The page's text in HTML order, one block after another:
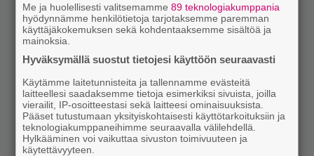
Me ja huolellisesti valitsemamme89 teknologiakumppania
hyödynnämme henkilötietoja tarjotaksemme paremman
käyttäjäkokemuksen sekä kohdentaaksemme sisältöä ja
mainoksia.
Hyväksymällä suostut tietojesi käyttöön seuraavasti
Käytämme laitetunnisteita ja tallennamme evästeitä
laitteellesi saadaksemme tietoja esimerkiksi sivuista, joilla
vierailit, IP-osoitteestasi sekä laitteesi ominaisuuksista.
Pääset tutustumaan yksityiskohtaisesti käyttötarkoituksiin ja
teknologiakumppaneihimme seuraavalla välilehdellä.
Hylkääminen voi vaikuttaa sivuston toimivuuteen ja
käytettävyyteen.